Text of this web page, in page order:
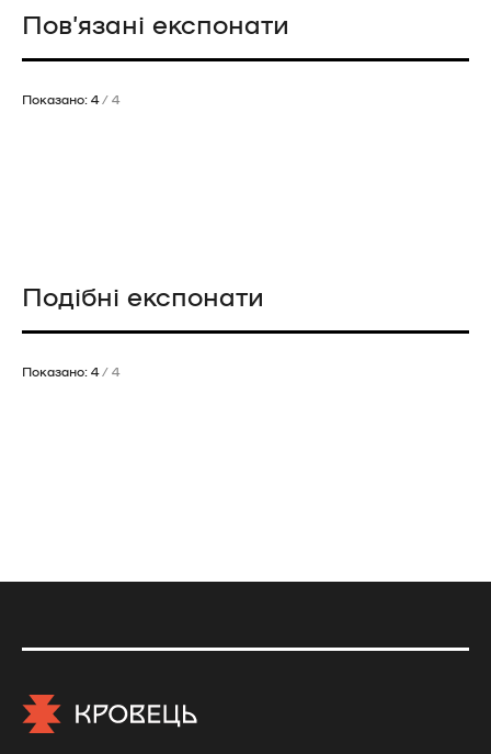
Пов’язані експонати
Показано: 4 / 4
Подібні експонати
Показано: 4 / 4